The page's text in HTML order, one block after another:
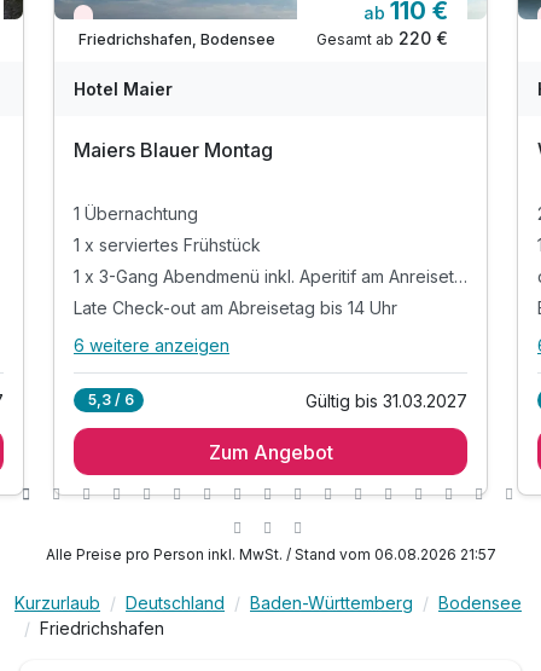
Ausstattung
Für 8 Tage p.P. ab700,00 €
Doppelzimmer Superior
WAR
202
Wieder frei ab November
Friedrichshafen, Bodensee
ab 110 €
Gesamt ab 220 €
Hotel Maier
Maiers Blauer Montag
1 Übernachtung
1 x serviertes Frühstück
1 x 3-Gang Abendmenü inkl. Aperitif am Anreisetag
Late Check-out am Abreisetag bis 14 Uhr
Alle Inklusivleistungen
1 x serviertes Frühstück
1 x 3-Gang Abendmenü inkl. Aperitif am
Late Check-out am Abreisetag bis 14 Uhr
inkl. Minibar mit täglicher Auffüllung
inkl. Nutzung des Saunabereich mit Dachterrasse
6 weitere anzeigen
5,3 / 6 Gültig bis 31.03.2027
Zum Angebot
Alle Preise pro Person inkl. MwSt. / Stand vom 06.08.2026 21:57
Kurzurlaub Deutschland Baden-Württemberg
Bodensee
Friedrichshafen